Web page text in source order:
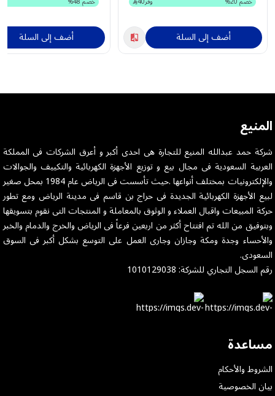
أضف إلى السلة أضف إلى السلة
المنيع
شركة حمد عبدالله المنيع للتجارة هى احدى أكبر و أعرق الشركات فى المملكة
العربية السعودية فى مجال بيع و توزيع الأجهزة الكهربائية والتكييف والجوالات
والإلكترونيات بمختلف أنواعها .حيث تأسست فى الرياض عام 1984 بمحل صغير
لبيع الأجهزة الكهربائية الجديدة فى حراج بن قاسم فى مدينة الرياض ومع تطور
حركة المبيعات واقبال العملاء و الوثوق بالمعاملة و المنتجات التى نقوم بتسويقها
وبتوفيق من الله تم افتتاح أكثر من اربعين فرعاً فى الرياض والخرج والدمام والخبر
والأحساء وجدة ومكة وجازان وجارى العمل على التوسع بشكل أكبر فى السوق
السعودى.
رقم السجل التجاري للشركة: 1010129038
مساعدة
الشروط والأحكام
بيان الخصوصية